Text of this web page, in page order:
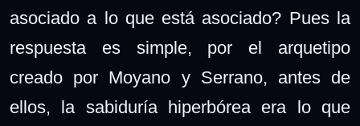
asociado a lo que está asociado? Pues la
respuesta es simple, por el arquetipo
creado por Moyano y Serrano, antes de
ellos, la sabiduría hiperbórea era lo que